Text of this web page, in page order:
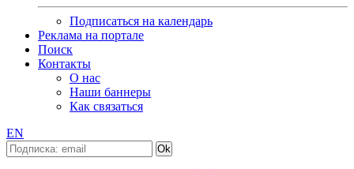
Подписаться на календарь
Реклама на портале
Поиск
Контакты
О нас
Наши баннеры
Как связаться
EN